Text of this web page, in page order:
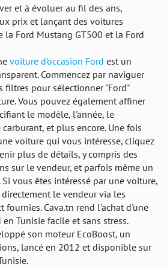
et à évoluer au fil des ans,
prix et lançant des voitures
la Ford Mustang GT500 et la Ford
voiture d'occasion Ford est un
Commencez par naviguer
filtres pour sélectionner "Ford"
Vous pouvez également affiner
le modèle, l'année, le
et plus encore. Une fois
voiture qui vous intéresse, cliquez
plus de détails, y compris des
sur le vendeur, et parfois même un
vous êtes intéressé par une voiture,
le vendeur via les
fournies. Cava.tn rend l'achat d'une
Tunisie facile et sans stress.
son moteur EcoBoost, un
lancé en 2012 et disponible sur